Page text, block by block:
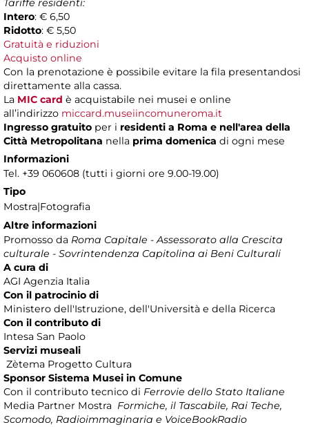
Tariffe residenti:
Intero: € 6,50
Ridotto: € 5,50
Gratuità e riduzioni
Acquisto online
Con la prenotazione è possibile evitare la fila presentandosi
direttamente alla cassa.
La MIC card è acquistabile nei musei e online
all’indirizzo miccard.museiincomuneroma.it
Ingresso gratuito per i residenti a Roma e nell'area della
Città Metropolitana nella prima domenica di ogni mese
Informazioni
Tel. +39 060608 (tutti i giorni ore 9.00-19.00)
Tipo
Mostra|Fotografia
Altre informazioni
Promosso da Roma Capitale - Assessorato alla Crescita
culturale - Sovrintendenza Capitolina ai Beni Culturali
A cura di
AGI Agenzia Italia
Con il patrocinio di
Ministero dell'Istruzione, dell'Università e della Ricerca
Con il contributo di
Intesa San Paolo
Servizi museali
Zètema Progetto Cultura
Sponsor Sistema Musei in Comune
Con il contributo tecnico di Ferrovie dello Stato Italiane
Media Partner Mostra Formiche, il Tascabile, Rai Teche,
Scomodo, Radioimmaginaria e VoiceBookRadio